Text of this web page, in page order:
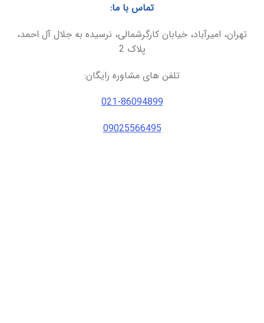
تماس با ما:
تهران، امیرآباد، خیابان کارگرشمالی، نرسیده به جلال آل احمد،
پلاک 2
تلفن های مشاوره رایگان:
021-86094899
09025566495